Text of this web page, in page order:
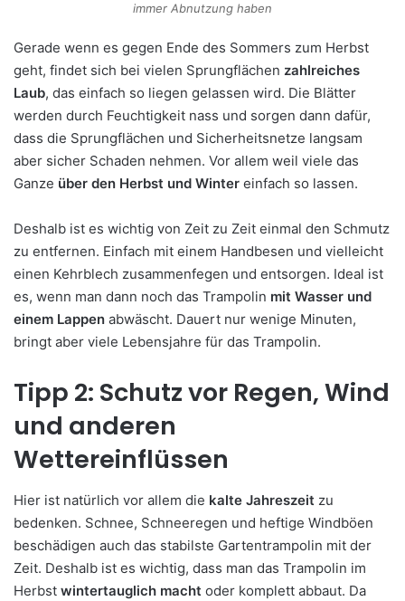
immer Abnutzung haben
Gerade wenn es gegen Ende des Sommers zum Herbst
geht, findet sich bei vielen Sprungflächen zahlreiches
Laub, das einfach so liegen gelassen wird. Die Blätter
werden durch Feuchtigkeit nass und sorgen dann dafür,
dass die Sprungflächen und Sicherheitsnetze langsam
aber sicher Schaden nehmen. Vor allem weil viele das
Ganze über den Herbst und Winter einfach so lassen.
Deshalb ist es wichtig von Zeit zu Zeit einmal den Schmutz
zu entfernen. Einfach mit einem Handbesen und vielleicht
einen Kehrblech zusammenfegen und entsorgen. Ideal ist
es, wenn man dann noch das Trampolin mit Wasser und
einem Lappen abwäscht. Dauert nur wenige Minuten,
bringt aber viele Lebensjahre für das Trampolin.
Tipp 2: Schutz vor Regen, Wind
und anderen
Wettereinflüssen
Hier ist natürlich vor allem die kalte Jahreszeit zu
bedenken. Schnee, Schneeregen und heftige Windböen
beschädigen auch das stabilste Gartentrampolin mit der
Zeit. Deshalb ist es wichtig, dass man das Trampolin im
Herbst wintertauglich macht oder komplett abbaut. Da